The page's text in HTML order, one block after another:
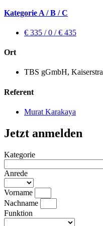
Kategorie A / B / C
€ 335 / 0 / € 435
Ort
TBS gGmbH,
Referent
Murat Karakaya
Jetzt anmelden
Kategorie
Anrede
Vorname
Nachname
Funktion